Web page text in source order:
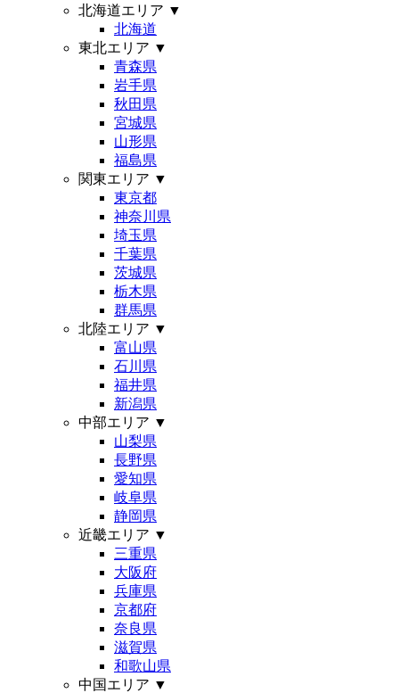
北海道エリア ▼
北海道
東北エリア ▼
青森県
岩手県
秋田県
宮城県
山形県
福島県
関東エリア ▼
東京都
神奈川県
埼玉県
千葉県
茨城県
栃木県
群馬県
北陸エリア ▼
富山県
石川県
福井県
新潟県
中部エリア ▼
山梨県
長野県
愛知県
岐阜県
静岡県
近畿エリア ▼
三重県
大阪府
兵庫県
京都府
奈良県
滋賀県
和歌山県
中国エリア ▼